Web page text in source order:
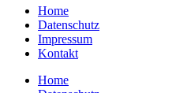
Home
Datenschutz
Impressum
Kontakt
Home